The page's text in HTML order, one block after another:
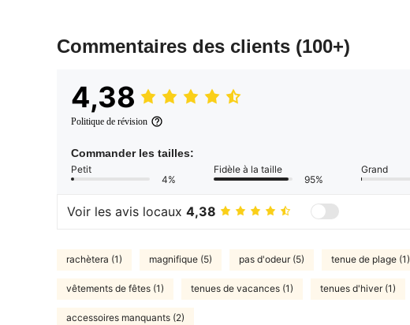
Commentaires des clients (100+)
4,38
Politique de révision
Commander les tailles:
Petit
4%
Fidèle à la taille
95%
Grand
Voir les avis locaux 4,38
rachètera (1) magnifique (5) pas d'odeur (5) tenue de plage (1)
vêtements de fêtes (1) tenues de vacances (1) tenues d'hiver (1)
accessoires manquants (2)